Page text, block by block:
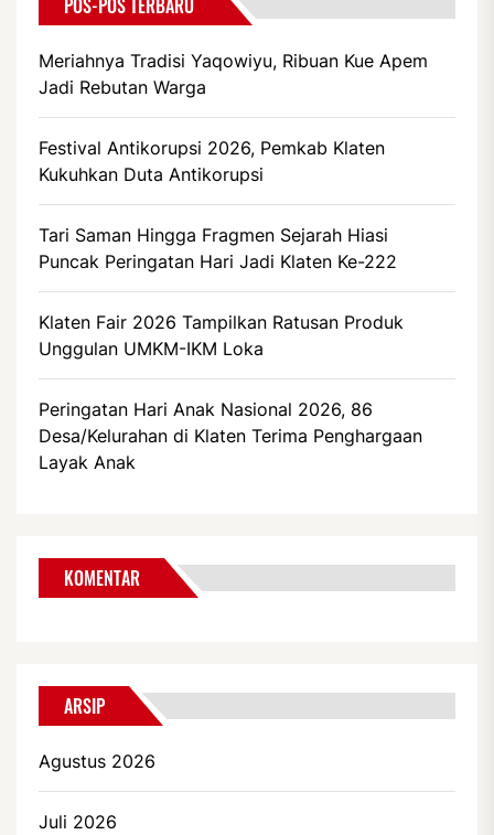
Meriahnya Tradisi Yaqowiyu, Ribuan Kue Apem
Jadi Rebutan Warga
Festival Antikorupsi 2026, Pemkab Klaten
Kukuhkan Duta Antikorupsi
Tari Saman Hingga Fragmen Sejarah Hiasi
Puncak Peringatan Hari Jadi Klaten Ke-222
Klaten Fair 2026 Tampilkan Ratusan Produk
Unggulan UMKM-IKM Loka
Peringatan Hari Anak Nasional 2026, 86
Desa/Kelurahan di Klaten Terima Penghargaan
Layak Anak
KOMENTAR
ARSIP
Agustus 2026
Juli 2026